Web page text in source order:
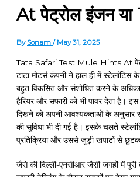
At पेट्रोल इंजन
By Sonam / May 31, 2025
Tata Safari Test Mule Hints At
टाटा मोटर्स कंपनी ने हाल ही में
बहुत विकसित और संशोधित करने के
हैरियर और सफारी को भी पावर देता है।
दिखने को अपनी आवश्यकताओं के
की सुविधा भी दी गई है। इसके चलते
प्रतिक्रिया और उससे जुड़ी खपाटों से
जैसे की दिल्ली-एनसीआर जैसी जगहों में